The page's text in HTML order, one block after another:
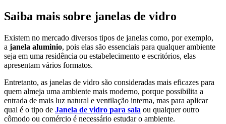
Saiba mais sobre janelas de vidro
Existem no mercado diversos tipos de janelas como, por exemplo,
a janela aluminio, pois elas são essenciais para qualquer ambiente
seja em uma residência ou estabelecimento e escritórios, elas
apresentam vários formatos.
Entretanto, as janelas de vidro são consideradas mais eficazes para
quem almeja uma ambiente mais moderno, porque possibilita a
entrada de mais luz natural e ventilação interna, mas para aplicar
qual é o tipo de Janela de vidro para sala ou qualquer outro
cômodo ou comércio é necessário estudar o ambiente.